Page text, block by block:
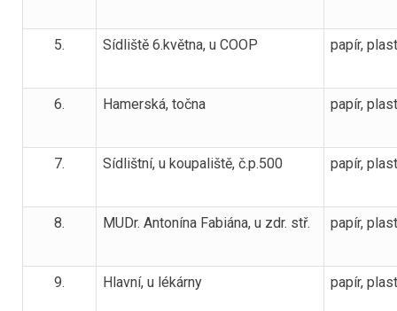
5. Sídliště 6.května, u COOP papír,
6. Hamerská, točna papír, plast
7. Sídlištní, u koupaliště, č.p.500 papír,
8. MUDr. Antonína Fabiána, u zdr. stř. papír, plast
9. Hlavní, u lékárny papír, plast